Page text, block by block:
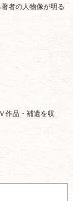
者の人物像が明る
作品・補遺を収